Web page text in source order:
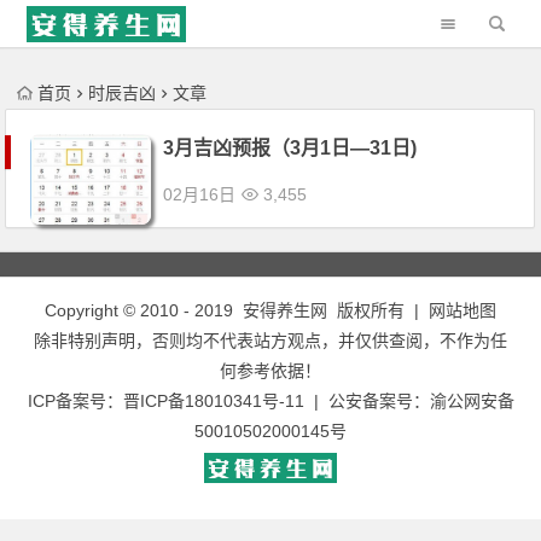
'); })();
首页 时辰吉凶 文章
3月吉凶预报（3月1日—31日)
02月16日 3,455
Copyright © 2010 - 2019 安得养生网 版权所有 |
网站地图
除非特别声明，否则均不代表站方观点，并仅供查阅，不作为任
何参考依据！
ICP备案号： 晋ICP备18010341号-11 | 公安备案号： 渝公网安备
50010502000145号